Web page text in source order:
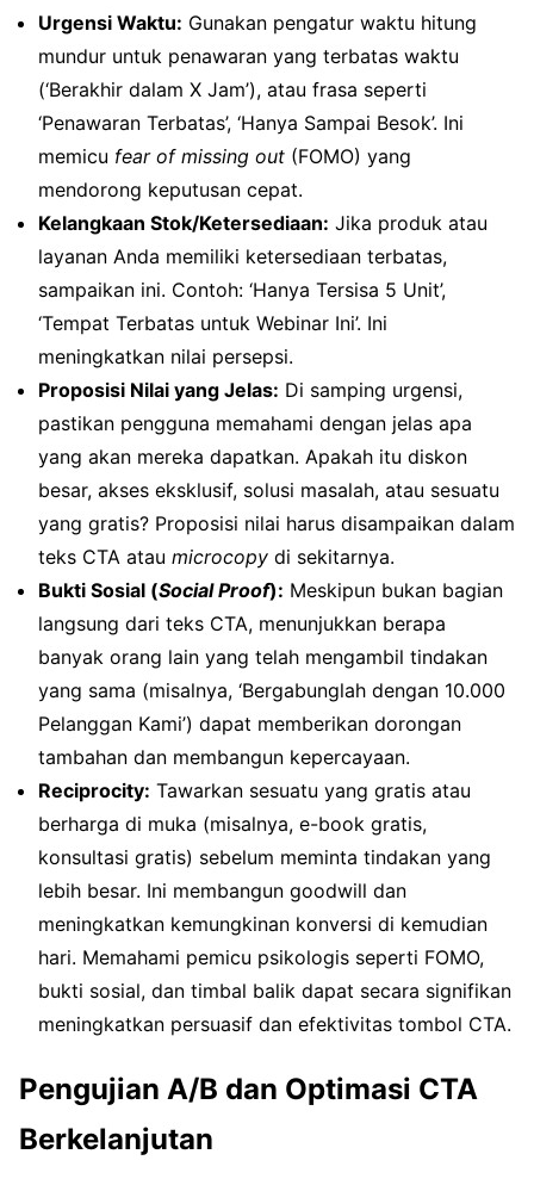
Urgensi Waktu: Gunakan pengatur waktu hitung
mundur untuk penawaran yang terbatas waktu
(‘Berakhir dalam X Jam’), atau frasa seperti
‘Penawaran Terbatas’, ‘Hanya Sampai Besok’. Ini
memicu fear of missing out (FOMO) yang
mendorong keputusan cepat.
Kelangkaan Stok/Ketersediaan: Jika produk atau
layanan Anda memiliki ketersediaan terbatas,
sampaikan ini. Contoh: ‘Hanya Tersisa 5 Unit’,
‘Tempat Terbatas untuk Webinar Ini’. Ini
meningkatkan nilai persepsi.
Proposisi Nilai yang Jelas: Di samping urgensi,
pastikan pengguna memahami dengan jelas apa
yang akan mereka dapatkan. Apakah itu diskon
besar, akses eksklusif, solusi masalah, atau sesuatu
yang gratis? Proposisi nilai harus disampaikan dalam
teks CTA atau microcopy di sekitarnya.
Bukti Sosial (Social Proof): Meskipun bukan bagian
langsung dari teks CTA, menunjukkan berapa
banyak orang lain yang telah mengambil tindakan
yang sama (misalnya, ‘Bergabunglah dengan 10.000
Pelanggan Kami’) dapat memberikan dorongan
tambahan dan membangun kepercayaan.
Reciprocity: Tawarkan sesuatu yang gratis atau
berharga di muka (misalnya, e-book gratis,
konsultasi gratis) sebelum meminta tindakan yang
lebih besar. Ini membangun goodwill dan
meningkatkan kemungkinan konversi di kemudian
hari. Memahami pemicu psikologis seperti FOMO,
bukti sosial, dan timbal balik dapat secara signifikan
meningkatkan persuasif dan efektivitas tombol CTA.
Pengujian A/B dan Optimasi CTA
Berkelanjutan